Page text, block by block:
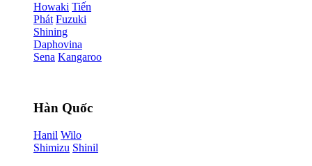
Howaki Tiến
Phát Fuzuki
Shining
Daphovina
Sena Kangaroo
Hàn Quốc
Hanil Wilo
Shimizu Shinil